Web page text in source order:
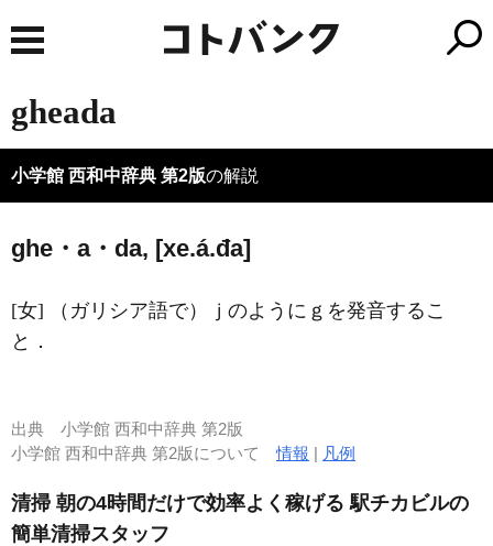
gheada
小学館 西和中辞典 第2版の解説
ghe・a・da, [xe.á.đa]
[女] （ガリシア語で）ｊのようにｇを発音するこ
と．
出典 小学館 西和中辞典 第2版
小学館 西和中辞典 第2版について情報 | 凡例
清掃 朝の4時間だけで効率よく稼げる 駅チカビルの
簡単清掃スタッフ